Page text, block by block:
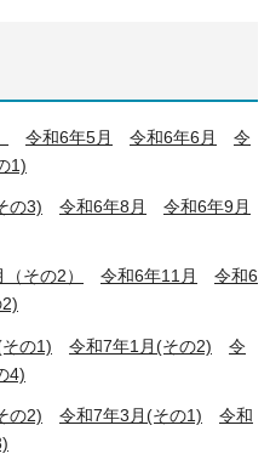
令和6年5月 令和6年6月
令
1)
の3) 令和6年8月
令和6年9月
その2） 令和6年11月
令和6
の1) 令和7年1月(その2)
令
4)
の2) 令和7年3月(その1)
令和